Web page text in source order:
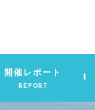
開催レポート
REPORT